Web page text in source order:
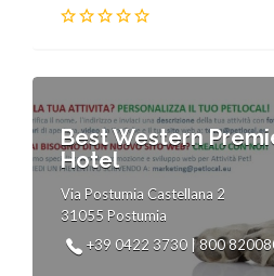
Best Western
Hotel
Via Postumia Castellana 2
31055 Postumia
+39 0422 3730 | 800